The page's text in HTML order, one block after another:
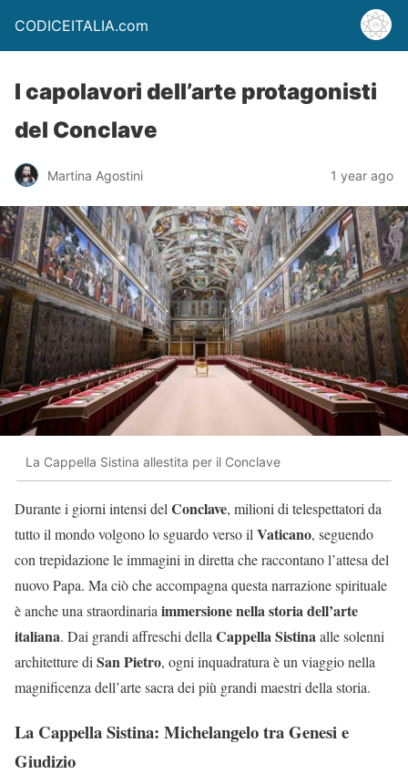
CODICEITALIA.com
I capolavori dell’arte protagonisti
del Conclave
Martina Agostini 1 year ago
La Cappella Sistina allestita per il Conclave
Durante i giorni intensi del Conclave, milioni di telespettatori da
tutto il mondo volgono lo sguardo verso il Vaticano, seguendo
con trepidazione le immagini in diretta che raccontano l’attesa del
nuovo Papa. Ma ciò che accompagna questa narrazione spirituale
è anche una straordinaria immersione nella storia dell’arte
italiana. Dai grandi affreschi della Cappella Sistinaalle solenni
architetture di San Pietro, ogni inquadratura è un viaggio nella
magnificenza dell’arte sacra dei più grandi maestri della storia.
La Cappella Sistina: Michelangelo tra Genesi e
Giudizio